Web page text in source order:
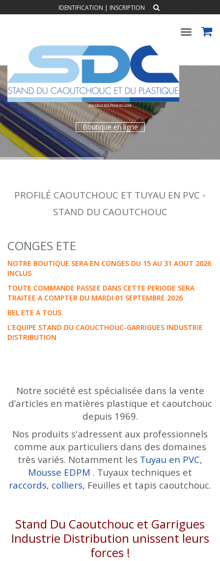
IDENTIFICATION | INSCRIPTION
Toggle
SDC
NOUVELLE BOUTIQUE EN LIGNE
Boutique en ligne
PROFILÉ CAOUTCHOUC ET TUYAU EN PVC -
STAND DU CAOUTCHOUC
CONGES ETE
NOTRE BOUTIQUE SERA EN CONGES DU 15 AU 31 AOUT 2026
INCLUS
TOUTE COMMANDE PASSEE DANS CETTE PERIODE SERA
TRAITEE A COMPTER DU MARDI 01 SEPTEMBRE 2026
BEL ETE A TOUS
L'EQUIPE STAND DU CAOUCTHOUC-GARRIGUES INDUSTRIE
DISTRIBUTION
Notre société est spécialisée dans la vente
d’articles en matières plastique et caoutchouc
depuis 1969.
Nos produits s'adressent aux professionnels
comme aux particuliers dans des domaines
très variés. Notamment les Tuyau en PVC,
Mousse EDPM . Tuyaux techniques et
raccords, colliers, Feuilles et tapis caoutchouc.
Stand Du Caoutchouc et Garrigues
Industrie Distribution unissent leurs
forces !